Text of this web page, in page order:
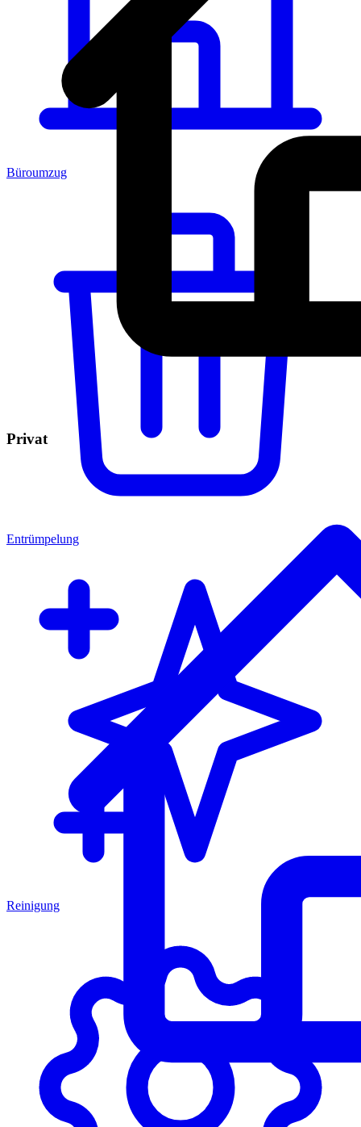
Privat
Büroumzug
Entrümpelung
Reinigung